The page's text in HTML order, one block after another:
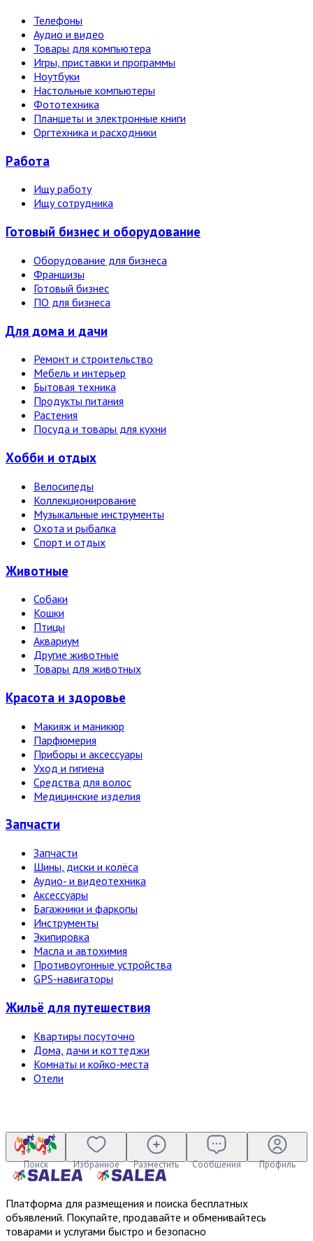
Телефоны
Аудио и видео
Товары для компьютера
Игры, приставки и программы
Ноутбуки
Настольные компьютеры
Фототехника
Планшеты и электронные книги
Оргтехника и расходники
Работа
Ищу работу
Ищу сотрудника
Готовый бизнес и оборудование
Оборудование для бизнеса
Франшизы
Готовый бизнес
ПО для бизнеса
Для дома и дачи
Ремонт и строительство
Мебель и интерьер
Бытовая техника
Продукты питания
Растения
Посуда и товары для кухни
Хобби и отдых
Велосипеды
Коллекционирование
Музыкальные инструменты
Охота и рыбалка
Спорт и отдых
Животные
Собаки
Кошки
Птицы
Аквариум
Другие животные
Товары для животных
Красота и здоровье
Макияж и маникюр
Парфюмерия
Приборы и аксессуары
Уход и гигиена
Средства для волос
Медицинские изделия
Запчасти
Запчасти
Шины, диски и колёса
Аудио- и видеотехника
Аксессуары
Багажники и фаркопы
Инструменты
Экипировка
Масла и автохимия
Противоугонные устройства
GPS-навигаторы
Жильё для путешествия
Квартиры посуточно
Дома, дачи и коттеджи
Комнаты и койко-места
Отели
Поиск Избранное Разместить Сообщения Профиль
Платформа для размещения и поиска бесплатных
объявлений. Покупайте, продавайте и обменивайтесь
товарами и услугами быстро и безопасно